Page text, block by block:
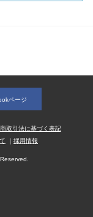
ページ
取引法に基づく表記
採用情報